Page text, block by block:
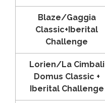
Blaze/Gaggia
Classic+Iberital
Challenge
Lorien/La Cimbali
Domus Classic +
Iberital Challenge